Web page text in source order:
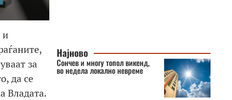
и
за
да се
Владата.
Најново
Сончев и многу топол викенд,
во недела локално невреме